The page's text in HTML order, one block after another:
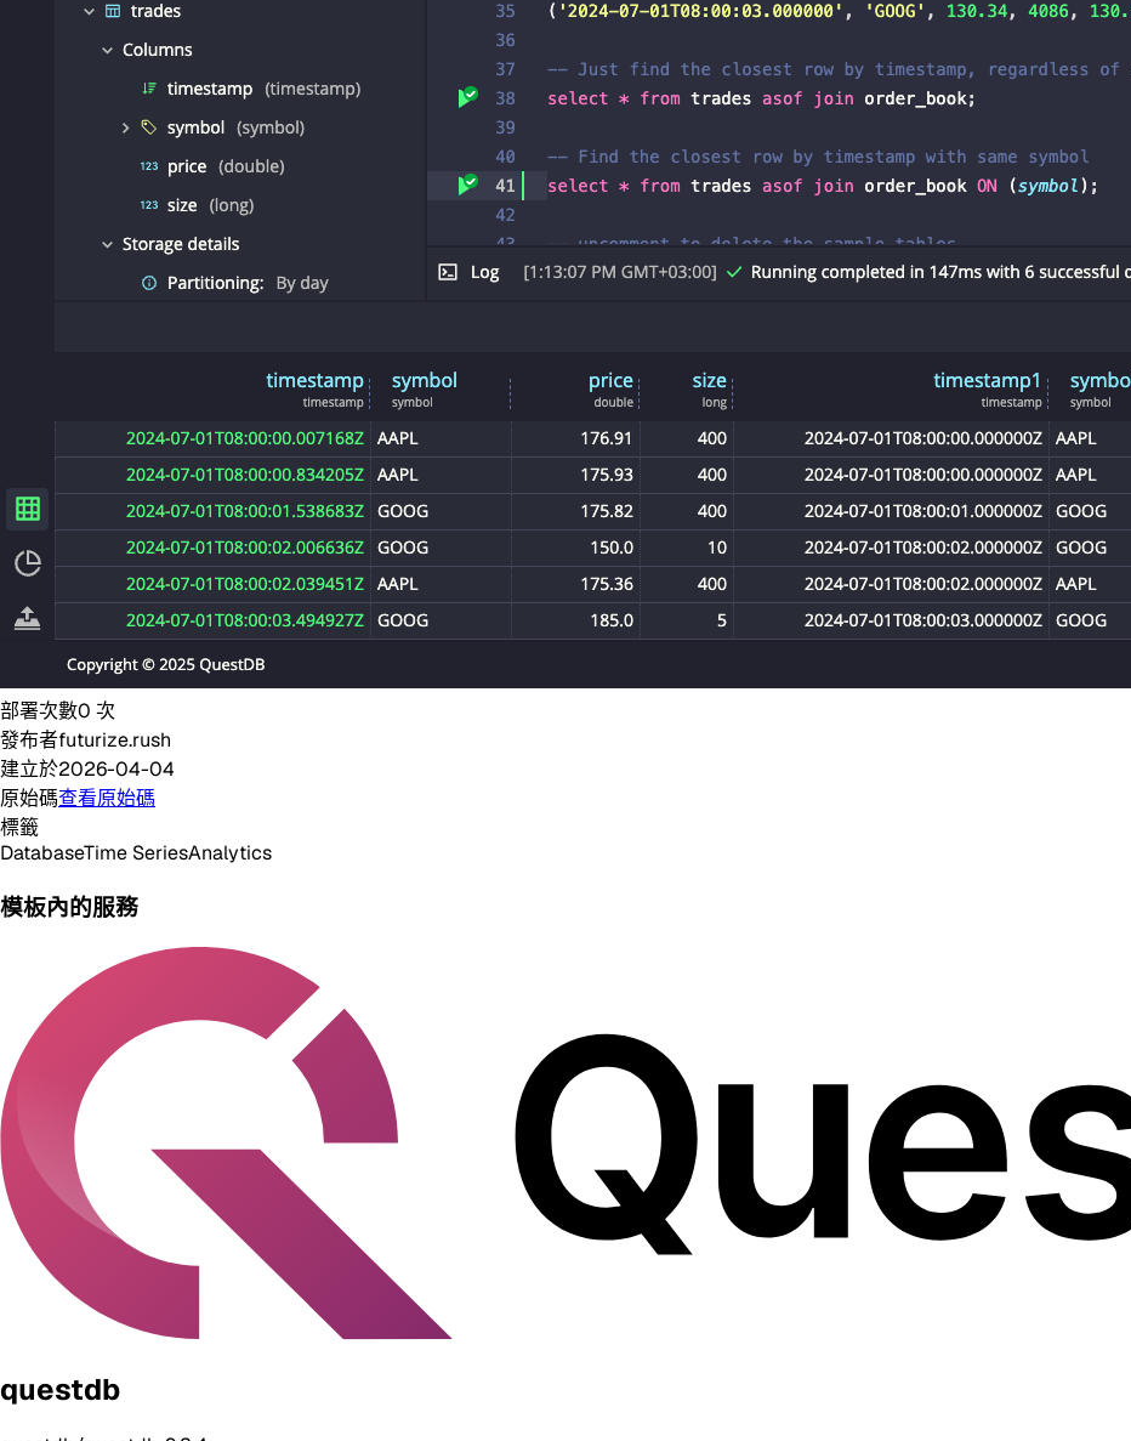
部署次數0 次
發布者futurize.rush
建立於2026-04-04
原始碼查看原始碼
標籤
DatabaseTime SeriesAnalytics
模板內的服務
questdb